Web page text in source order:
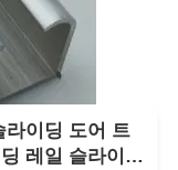
라이딩 도어 트
레일 슬라이딩